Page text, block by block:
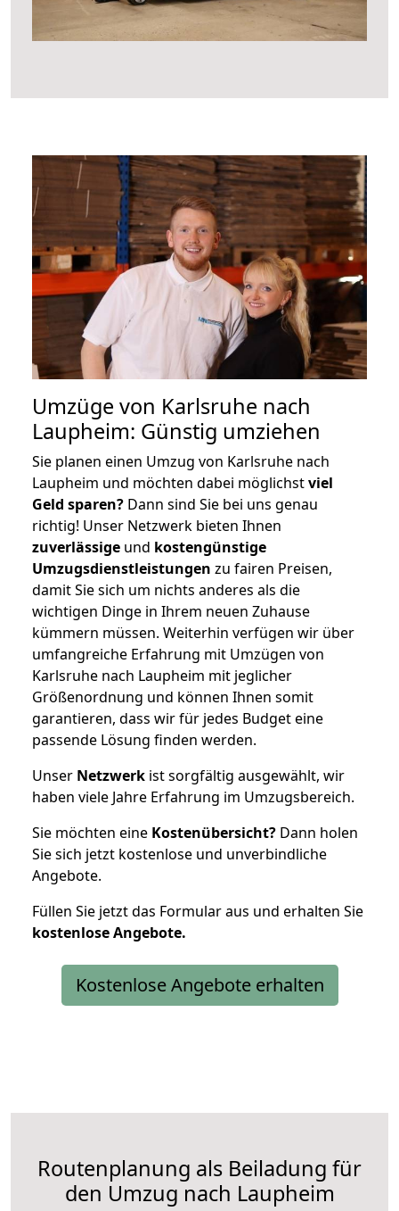
Umzüge von Karlsruhe nach
Laupheim: Günstig umziehen
Sie planen einen Umzug von Karlsruhe nach
Laupheim und möchten dabei möglichstviel
Geld sparen? Dann sind Sie bei uns genau
richtig! Unser Netzwerk bieten Ihnen
zuverlässige und kostengünstige
Umzugsdienstleistungen zu fairen Preisen,
damit Sie sich um nichts anderes als die
wichtigen Dinge in Ihrem neuen Zuhause
kümmern müssen. Weiterhin verfügen wir über
umfangreiche Erfahrung mit Umzügen von
Karlsruhe nach Laupheim mit jeglicher
Größenordnung und können Ihnen somit
garantieren, dass wir für jedes Budget eine
passende Lösung finden werden.
Unser Netzwerk ist sorgfältig ausgewählt, wir
haben viele Jahre Erfahrung im Umzugsbereich.
Sie möchten eine Kostenübersicht? Dann holen
Sie sich jetzt kostenlose und unverbindliche
Angebote.
Füllen Sie jetzt das Formular aus und erhalten Sie
kostenloseAngebote.
Kostenlose Angebote erhalten
Routenplanung als Beiladung für
den Umzug nach Laupheim